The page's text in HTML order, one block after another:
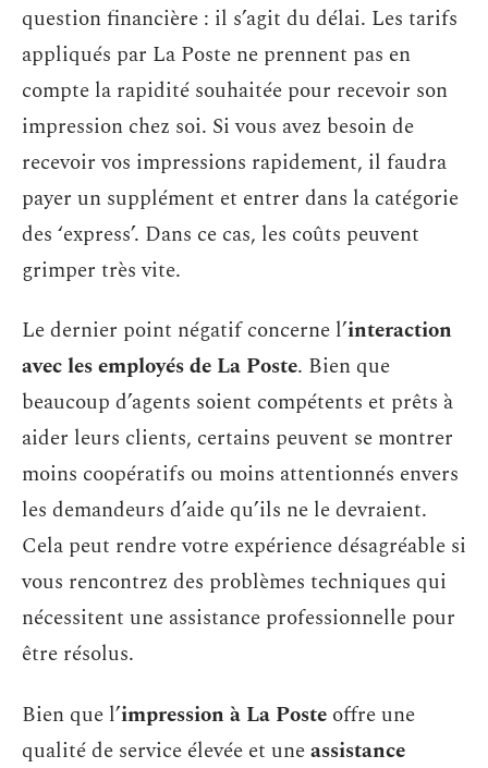
question financière : il s’agit du délai. Les tarifs
appliqués par La Poste ne prennent pas en
compte la rapidité souhaitée pour recevoir son
impression chez soi. Si vous avez besoin de
recevoir vos impressions rapidement, il faudra
payer un supplément et entrer dans la catégorie
des ‘express’. Dans ce cas, les coûts peuvent
grimper très vite.
Le dernier point négatif concerne l’interaction
avec les employés de La Poste. Bien que
beaucoup d’agents soient compétents et prêts à
aider leurs clients, certains peuvent se montrer
moins coopératifs ou moins attentionnés envers
les demandeurs d’aide qu’ils ne le devraient.
Cela peut rendre votre expérience désagréable si
vous rencontrez des problèmes techniques qui
nécessitent une assistance professionnelle pour
être résolus.
Bien que l’impression à La Poste offre une
qualité de service élevée et uneassistance